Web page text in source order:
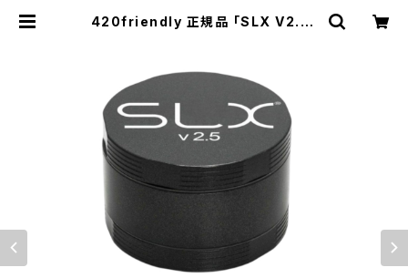
420friendly 正規品 「SLX V2.5」